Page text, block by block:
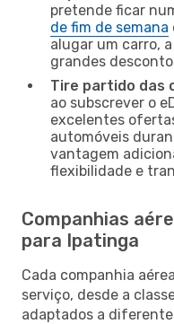
pretende ficar
de fim de semana
alugar um carro,
grandes
Tire partido das
ao subscrever o
excelentes
automóveis
vantagem
flexibilidade e
Companhias
para Ipatinga
Cada companhia
serviço, desde a
adaptados a